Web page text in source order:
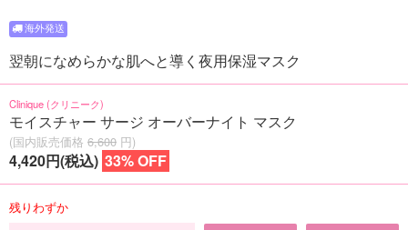
翌朝になめらかな肌へと導く夜用保湿マスク
Clinique (クリニーク)
モイスチャー サージ オーバーナイト マスク
(国内販売価格 6,600 円)
4,420円(税込) 33% OFF
残りわずか